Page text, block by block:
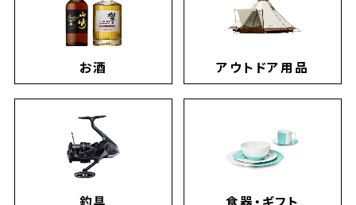
お酒 アウトドア用品
釣具 食器・ギフト